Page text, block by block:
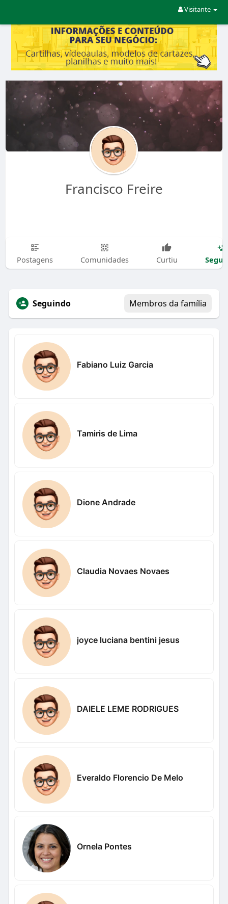
Visitante
Francisco Freire
Postagens Comunidades Curtiu
Seguindo Membros da família
Fabiano Luiz Garcia
Tamiris de Lima
Dione Andrade
Claudia Novaes Novaes
joyce luciana bentini jesus
DAIELE LEME RODRIGUES
Everaldo Florencio De Melo
Ornela Pontes